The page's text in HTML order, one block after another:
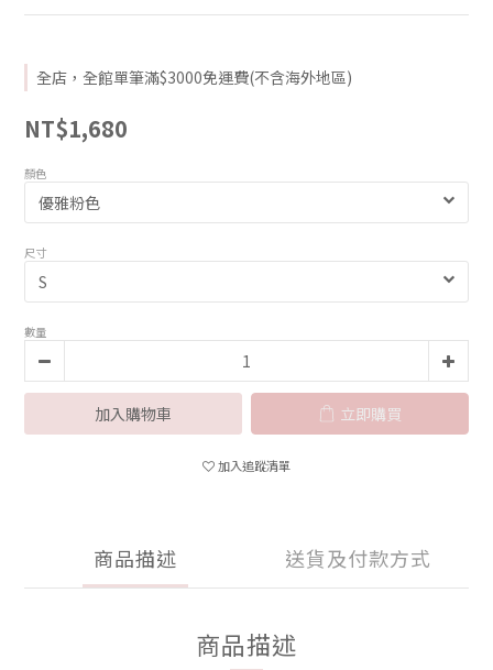
全店，全館單筆滿$3000免運費(不含海外地區)
NT$1,680
顏色
尺寸
數量
加入購物車 立即購買
加入追蹤清單
商品描述 送貨及付款方式
商品描述